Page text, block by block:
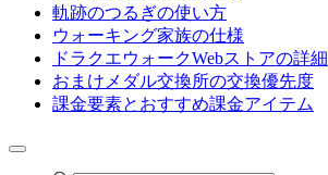
軌跡のつるぎの使い方
ウォーキング家族の仕様
ドラクエウォークWebストアの詳細
おまけメダル交換所の交換優先度
課金要素とおすすめ課金アイテム